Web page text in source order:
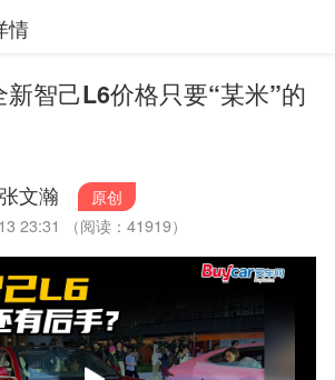
情
智己L6价格只要“某米”的
文瀚
原创
23:31 （阅读：41919）